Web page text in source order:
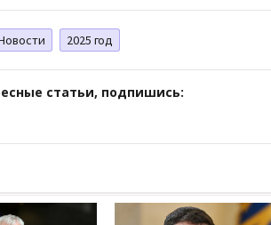
2025 год
статьи, подпишись: